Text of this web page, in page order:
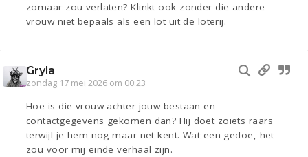
zomaar zou verlaten? Klinkt ook zonder die andere
vrouw niet bepaals als een lot uit de loterij.
Gryla
zondag 17 mei 2026 om 00:23
Hoe is die vrouw achter jouw bestaan en
contactgegevens gekomen dan? Hij doet zoiets raars
terwijl je hem nog maar net kent. Wat een gedoe, het
zou voor mij einde verhaal zijn.